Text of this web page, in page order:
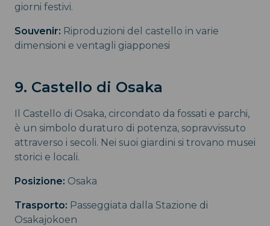
giorni festivi.
Souvenir: Riproduzioni del castello in varie
dimensioni e ventagli giapponesi
9. Castello di Osaka
Il Castello di Osaka, circondato da fossati e parchi,
è un simbolo duraturo di potenza, sopravvissuto
attraverso i secoli. Nei suoi giardini si trovano musei
storici e locali.
Posizione: Osaka
Trasporto: Passeggiata dalla Stazione di
Osakajokoen